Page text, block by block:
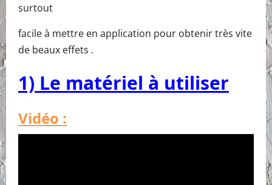
surtout
facile à mettre en application pour obtenir très vite
de beaux effets .
1) Le matériel à utiliser
Vidéo :